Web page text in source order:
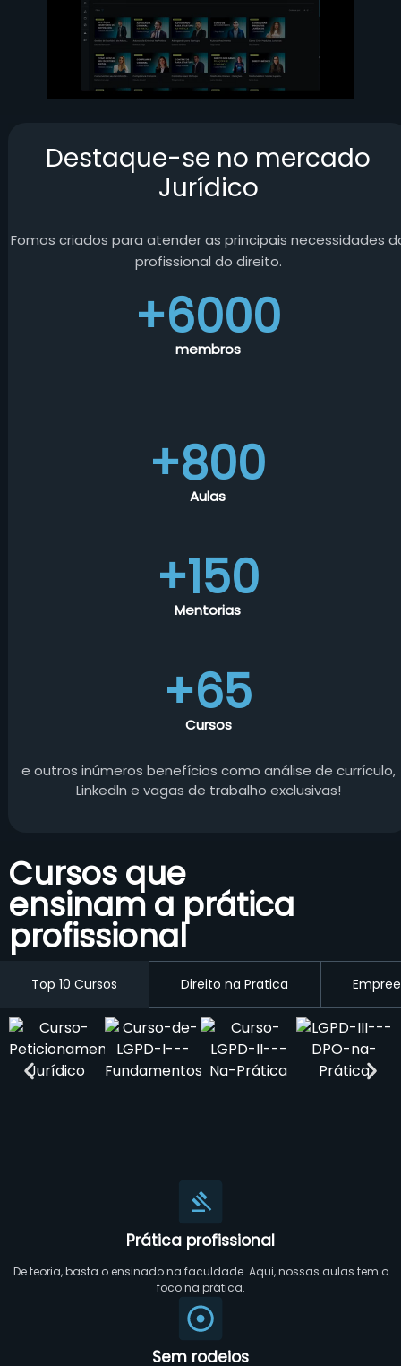
Destaque-se no mercado
Jurídico
Fomos criados para atender as principais necessidades
profissional do direito.
+6000
membros
+800
Aulas
+150
Mentorias
+65
Cursos
e outros inúmeros benefícios como análise de currículo,
Linkedln e vagas de trabalho exclusivas!
Cursos que
ensinam a prática
profissional
Top 10 Cursos Direito na Pratica
Prática profissional
De teoria, basta o ensinado na faculdade. Aqui, nossas aulas tem o
foco na prática.
Sem rodeios